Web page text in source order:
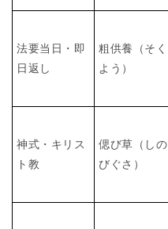
法要当日・即
日返し
粗供養（そく
よう）
神式・キリス
ト教
偲び草（しの
びぐさ）